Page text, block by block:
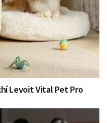
Levoit Vital Pet Pro